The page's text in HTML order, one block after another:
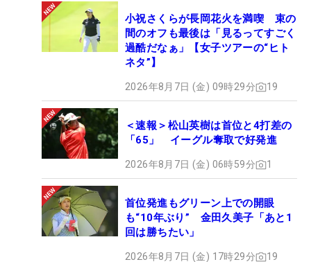
小祝さくらが長岡花火を満喫 束の
間のオフも最後は「見るってすごく
過酷だなぁ」【女子ツアーの“ヒト
ネタ”】
2026年8月7日 (金) 09時29分 19
＜速報＞松山英樹は首位と4打差の
「65」 イーグル奪取で好発進
2026年8月7日 (金) 06時59分 1
首位発進もグリーン上での開眼
も“10年ぶり” 金田久美子「あと1
回は勝ちたい」
2026年8月7日 (金) 17時29分 19